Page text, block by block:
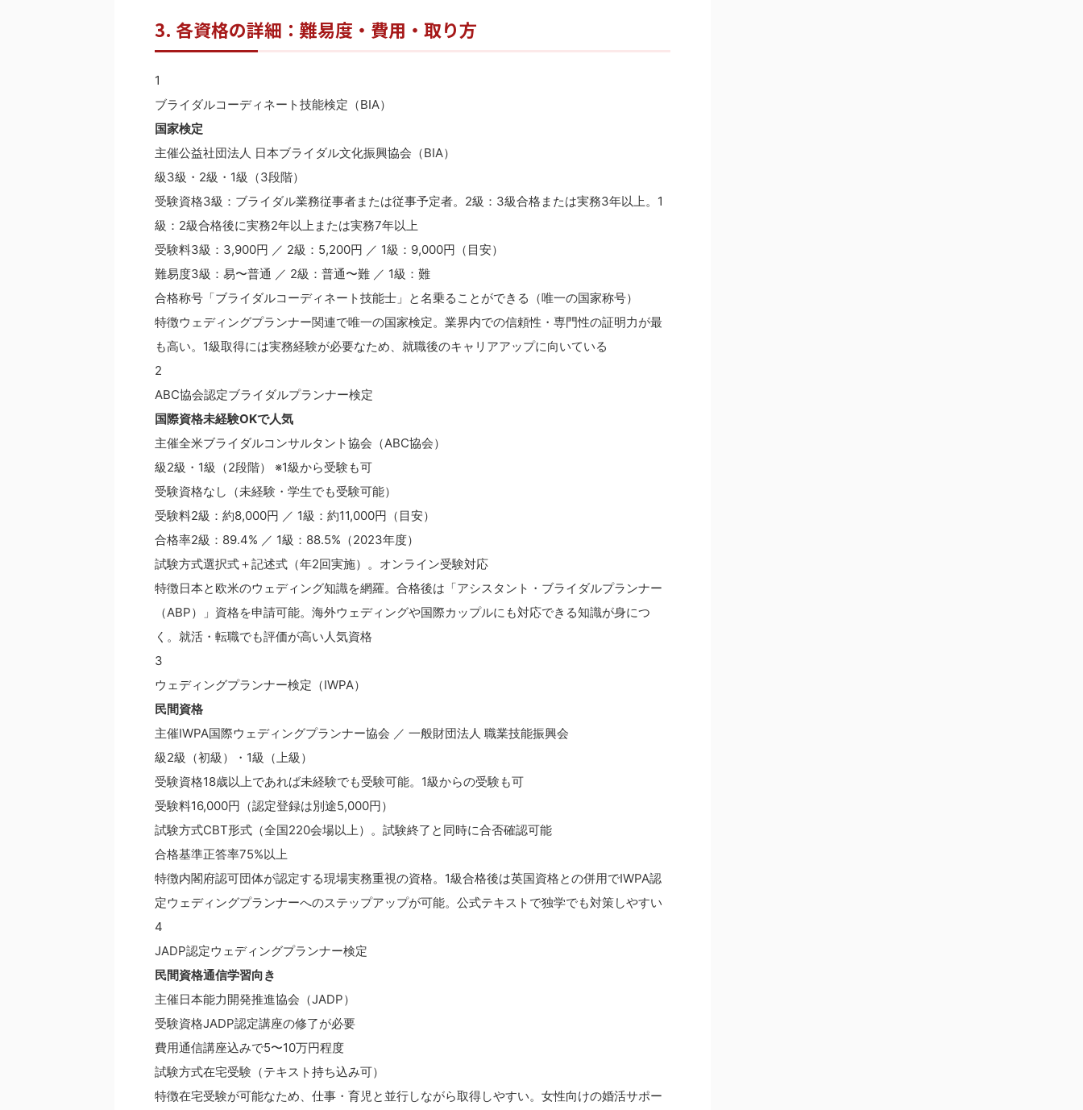
3. 各資格の詳細：難易度・費用・取り方
1
ブライダルコーディネート技能検定（BIA）
国家検定
主催公益社団法人 日本ブライダル文化振興協会（BIA）
級3級・2級・1級（3段階）
受験資格3級：ブライダル業務従事者または従事予定者。2級：3級合格または実務3年以上。1
級：2級合格後に実務2年以上または実務7年以上
受験料3級：3,900円 ／ 2級：5,200円 ／ 1級：9,000円（目安）
難易度3級：易〜普通 ／ 2級：普通〜難 ／ 1級：難
合格称号「ブライダルコーディネート技能士」と名乗ることができる（唯一の国家称号）
特徴ウェディングプランナー関連で唯一の国家検定。業界内での信頼性・専門性の証明力が最
も高い。1級取得には実務経験が必要なため、就職後のキャリアアップに向いている
2
ABC協会認定ブライダルプランナー検定
国際資格未経験OKで人気
主催全米ブライダルコンサルタント協会（ABC協会）
級2級・1級（2段階） ※1級から受験も可
受験資格なし（未経験・学生でも受験可能）
受験料2級：約8,000円 ／ 1級：約11,000円（目安）
合格率2級：89.4% ／ 1級：88.5%（2023年度）
試験方式選択式＋記述式（年2回実施）。オンライン受験対応
特徴日本と欧米のウェディング知識を網羅。合格後は「アシスタント・ブライダルプランナー
（ABP）」資格を申請可能。海外ウェディングや国際カップルにも対応できる知識が身につ
く。就活・転職でも評価が高い人気資格
3
ウェディングプランナー検定（IWPA）
民間資格
主催IWPA国際ウェディングプランナー協会 ／ 一般財団法人 職業技能振興会
級2級（初級）・1級（上級）
受験資格18歳以上であれば未経験でも受験可能。1級からの受験も可
受験料16,000円（認定登録は別途5,000円）
試験方式CBT形式（全国220会場以上）。試験終了と同時に合否確認可能
合格基準正答率75%以上
特徴内閣府認可団体が認定する現場実務重視の資格。1級合格後は英国資格との併用でIWPA認
定ウェディングプランナーへのステップアップが可能。公式テキストで独学でも対策しやすい
4
JADP認定ウェディングプランナー検定
民間資格通信学習向き
主催日本能力開発推進協会（JADP）
受験資格JADP認定講座の修了が必要
費用通信講座込みで5〜10万円程度
試験方式在宅受験（テキスト持ち込み可）
特徴在宅受験が可能なため、仕事・育児と並行しながら取得しやすい。女性向けの婚活サポー